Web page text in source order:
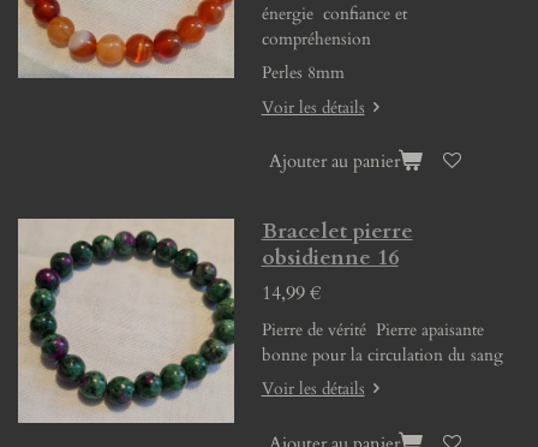
énergie confiance et
compréhension
Perles 8mm
Voir les détails
Ajouter au panier
Bracelet pierre
obsidienne 16
14,99 €
Pierre de vérité Pierre apaisante
bonne pour la circulation du sang
Voir les détails